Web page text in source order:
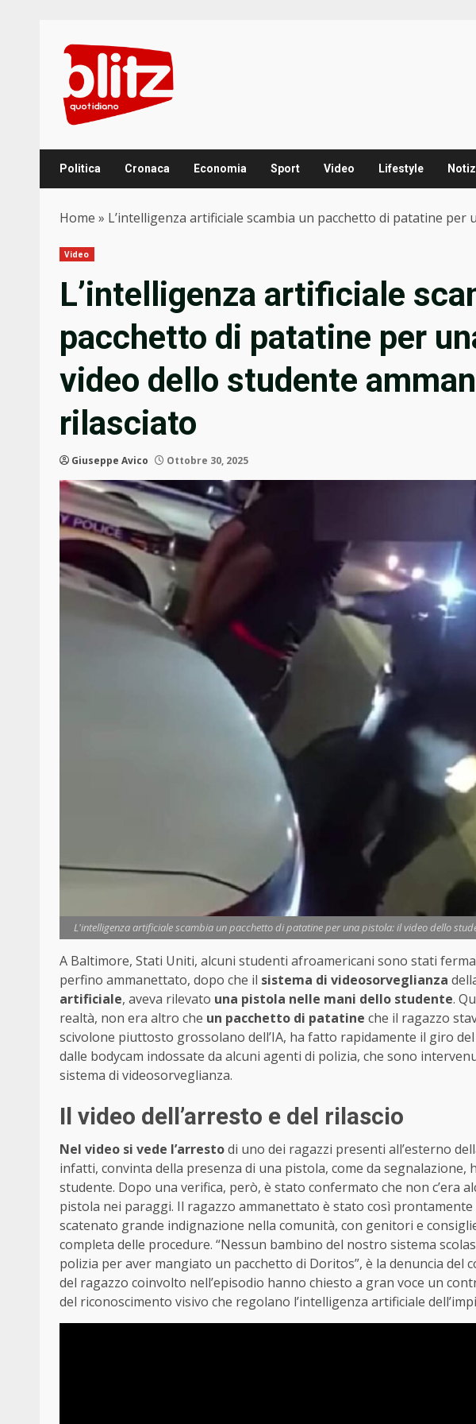
content
Politica Cronaca Economia Sport Video Lifestyle
Home » L’intelligenza artificiale scambia un pacchetto di patatine
Video
L’intelligenza artificiale
pacchetto di patatine per
video dello studente
rilasciato
Giuseppe Avico Ottobre 30, 2025
L'intelligenza artificiale scambia un pacchetto di patatine per una pistola: il video dello
A Baltimore, Stati Uniti, alcuni studenti afroamericani sono stati
perfino ammanettato, dopo che il sistema di videosorveglianza
artificiale, aveva rilevato una pistola nelle mani dello studente.
realtà, non era altro che un pacchetto di patatine che il ragazzo
scivolone piuttosto grossolano dell’IA, ha fatto rapidamente il giro
dalle bodycam indossate da alcuni agenti di polizia, che sono
sistema di videosorveglianza.
Il video dell’arresto e del rilascio
Nel video si vede l’arrestodi uno dei ragazzi presenti all’esterno
infatti, convinta della presenza di una pistola, come da segnalazione,
studente. Dopo una verifica, però, è stato confermato che non c’era
pistola nei paraggi. Il ragazzo ammanettato è stato così
scatenato grande indignazione nella comunità, con genitori e
completa delle procedure. “Nessun bambino del nostro sistema
polizia per aver mangiato un pacchetto di Doritos”, è la denuncia del
del ragazzo coinvolto nell’episodio hanno chiesto a gran voce un
del riconoscimento visivo che regolano l’intelligenza artificiale